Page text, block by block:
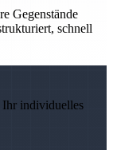
Gegenstände
schnell
Ihr individuelles